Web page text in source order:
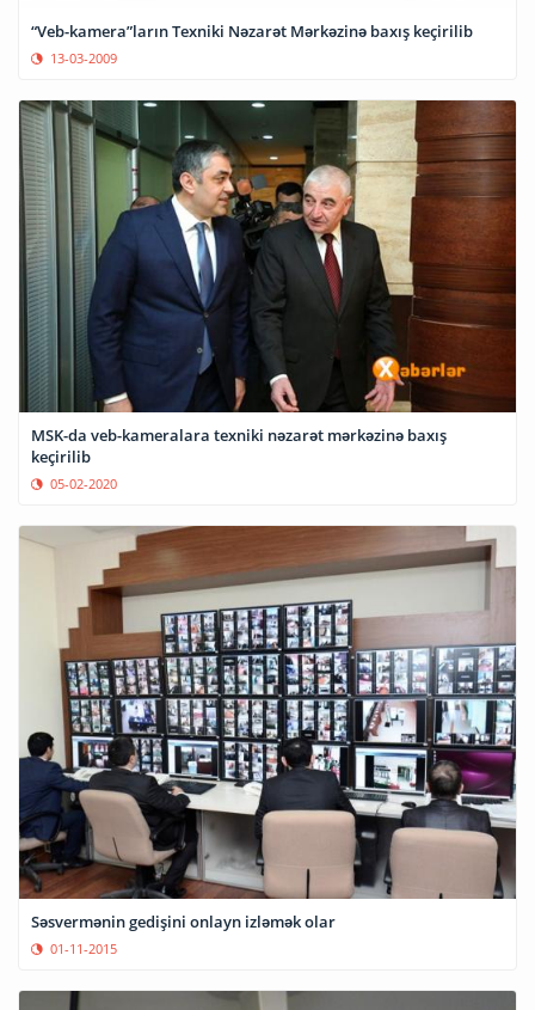
“Veb-kamera”ların Texniki Nəzarət Mərkəzinə baxış keçirilib
13-03-2009
MSK-da veb-kameralara texniki nəzarət mərkəzinə baxış
keçirilib
05-02-2020
Səsvermənin gedişini onlayn izləmək olar
01-11-2015